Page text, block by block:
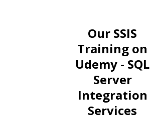
Our SSIS
Training on
Udemy - SQL
Server
Integration
Services